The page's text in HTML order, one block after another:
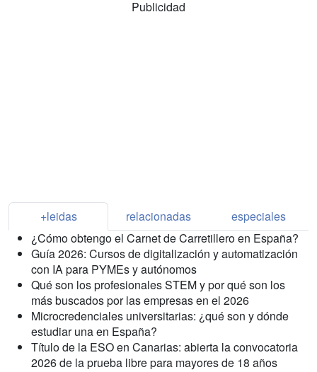
Publicidad
+leidas relacionadas
especiales
¿Cómo obtengo el Carnet de Carretillero en España?
Guía 2026: Cursos de digitalización y automatización
con IA para PYMEs y autónomos
Qué son los profesionales STEM y por qué son los
más buscados por las empresas en el 2026
Microcredenciales universitarias: ¿qué son y dónde
estudiar una en España?
Título de la ESO en Canarias: abierta la convocatoria
2026 de la prueba libre para mayores de 18 años